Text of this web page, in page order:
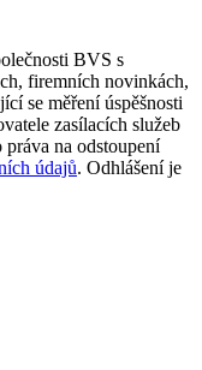
EG-
Schwachstellen
für die
Hersteller oder
Komponenten
in Form von
BVS s
firemních novinkách,
se měření úspěšnosti
zasílacích služeb
práva na odstoupení
údajů. Odhlášení je